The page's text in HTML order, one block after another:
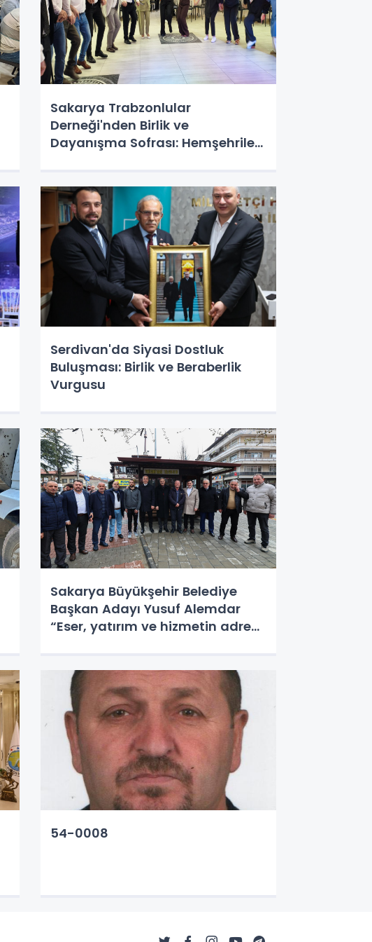
Sakarya Trabzonlular
Derneği'nden Birlik ve
Dayanışma Sofrası: Hemşehriler
Serdivan'da Siyasi Dostluk
Buluşması: Birlik ve Beraberlik
Vurgusu
Sakarya Büyükşehir Belediye
Başkan Adayı Yusuf Alemdar
“Eser, yatırım ve hizmetin adresi
Mahallesi’nde iftar programına
katılan Başkan Adayı Yusuf
Alemdar, “He
54-0008